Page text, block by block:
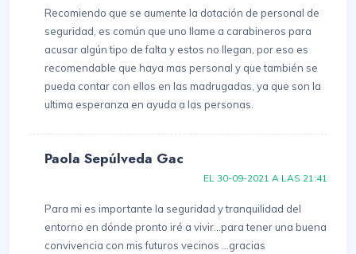
Recomiendo que se aumente la dotación de personal de
seguridad, es común que uno llame a carabineros para
acusar algún tipo de falta y estos no llegan, por eso es
recomendable que haya mas personal y que también se
pueda contar con ellos en las madrugadas, ya que son la
ultima esperanza en ayuda a las personas.
Paola Sepúlveda Gac
EL 30-09-2021 A LAS 21:41
Para mi es importante la seguridad y tranquilidad del
entorno en dónde pronto iré a vivir...para tener una buena
convivencia con mis futuros vecinos ...gracias